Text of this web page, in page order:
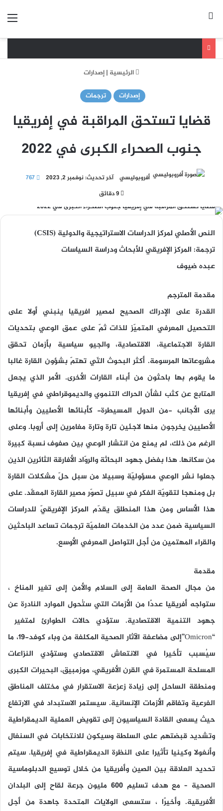
الرئيسية |إصدارات
إصدارات ترجمات
قضايا تستحق المراقبة في إفريقيا
جنوب الصحراء الكبرى في 2022
أفروبوليسي آخر تحديث: نوفمبر 2, 2023
767
النص الأصلي لمركز الدراسات الاستراتيجية والدولية (CSIS)
ترجمة: المركز الإفريقي للأبحاث ودراسة السياسات
عبده ضيوف
مقدمة المترجم
القدرة على الإدراك الصحيح لمصير افريقيا ينبني أولا على
التحصيل المعرفي المتميّز للذات ثمّ على عمق الوعي بتحديات
القارة الاجتماعية، الاقتصادية، والجيو سياسية بأزمان تحقق
مشروعاتها المرسومة. أكثر البحوث التّي تهتمّ بشؤون القارة غالبا
ما يقوم بها باحثون من أبناء القارات الأخرى. الأمر الذي يجعل
المتابع عن كثب لشأن الحراك التنموي والديموقراطي في إفريقيا
يرى الأجانب -من الدول المسيطرة- كأبنائها الأصليين وأبنائها
الأصليين يخرجون منها لاجئين تارة وتارة مغامرين إلى أروبا. وعلى
الرغم من ذلك، لم يمنع من انتشار الوعي بين صفوف نسبة كبيرة
من سكانها. هذا بفضل جهود البحاثة والروّاد الأفارقة الثائرين الذين
جعلوا نشر الوعي مسؤوليّة وسبيلا من سبل حلّ مشكلات القارة
بل ومنهجا لتقويّة الفكر في سبيل تصوّر مصير القارة المعقّد. على
هذا الأساس ومن هذا المنطلق يقدّم المركز الإفريقيّ للدراسات
السياسية ضمن عدد من الخدمات العلميّة ترجمات تساعد الباحثين
والقراء المهتمين من أجل التواصل المعرفي الأوسع.
مقدمة
من مجال الصحة العامة إلى السلام والأمن إلى تغير المناخ ،
ستواجه أفريقيا عددًا من الأزمات التي ستُحول الموارد النادرة عن
جهود التنمية الاقتصادية. ستؤدي حالات الطوارئ لمتغير
“Omicron”إلى مضاعفة الآثار الصحية المكلفة من وباء كوفد-19، ما
سيُسبب تأخيرا في الانتعاش الاقتصادي وستؤدي النزاعات
المسلحة المستمرة في القرن الأفريقي، موزمبيق، البحيرات الكبرى
ومنطقة الساحل إلى زيادة زعزعة الاستقرار في مختلف المناطق
الفرعية وتفاقم الأزمات الإنسانية. سيستمر الاستبداد في الارتفاع
حيث يسعى القادة السياسيون إلى تقويض العملية الديمقراطية
وتشديد قبضتهم على السلطة وسيكون للانتخابات في السنغال
وأنغولا وكينيا تأثيرا على النظرة الديمقراطية في إفريقيا. سيتم
تحديد العلاقة بين الصين وأفريقيا من خلال توسيع الدبلوماسية
الصحية – مع هدف تسليم 600 مليون جرعة لقاح إلى البلدان
الأفريقية. وأخيرًا ، ستسعى الولايات المتحدة جاهدة من أجل